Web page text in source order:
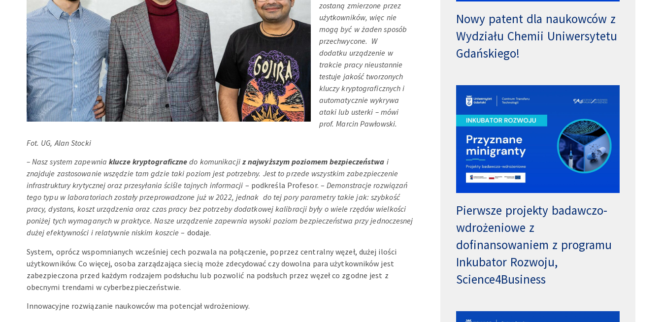
zostaną zmierzone przez
użytkowników, więc nie
mogą być w żaden sposób
przechwycone. W
dodatku urządzenie w
trakcie pracy nieustannie
testuje jakość tworzonych
kluczy kryptograficznych i
automatycznie wykrywa
ataki lub usterki – mówi
prof. Marcin Pawłowski.
Fot. UG, Alan Stocki
–Nasz system zapewniaklucze kryptograficzne do komunikacji z najwyższym poziomem bezpieczeństwa i
znajduje zastosowanie wszędzie tam gdzie taki poziom jest potrzebny. Jest to przede wszystkim zabezpieczenie
infrastruktury krytycznej oraz przesyłania ściśle tajnych informacji – podkreśla Profesor. –Demonstracje rozwiązań
tego typu w laboratoriach zostały przeprowadzone już w 2022, jednak do tej pory parametry takie jak: szybkość
pracy, dystans, koszt urządzenia oraz czas pracy bez potrzeby dodatkowej kalibracji były o wiele rzędów wielkości
poniżej tych wymaganych w praktyce. Nasze urządzenie zapewnia wysoki poziom bezpieczeństwa przy jednoczesnej
dużej efektywności i relatywnie niskim koszcie – dodaje.
System, oprócz wspomnianych wcześniej cech pozwala na połączenie, poprzez centralny węzeł, dużej ilości
użytkowników. Co więcej, osoba zarządzająca siecią może zdecydować czy dowolna para użytkowników jest
zabezpieczona przed każdym rodzajem podsłuchu lub pozwolić na podsłuch przez węzeł co zgodne jest z
obecnymi trendami w cyberbezpieczeństwie.
Innowacyjne rozwiązanie naukowców ma potencjał wdrożeniowy.
Nowy patent dla naukowców z
Wydziału Chemii Uniwersytetu
Gdańskiego!
Pierwsze projekty badawczo-
wdrożeniowe z
dofinansowaniem z programu
Inkubator Rozwoju,
Science4Business